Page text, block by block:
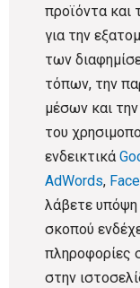
προϊόντα και
για την
των
τόπων, την
μέσων και
του
ενδεικτικά
AdWords,
λάβετε υπόψη
σκοπού
πληροφορίες
στην